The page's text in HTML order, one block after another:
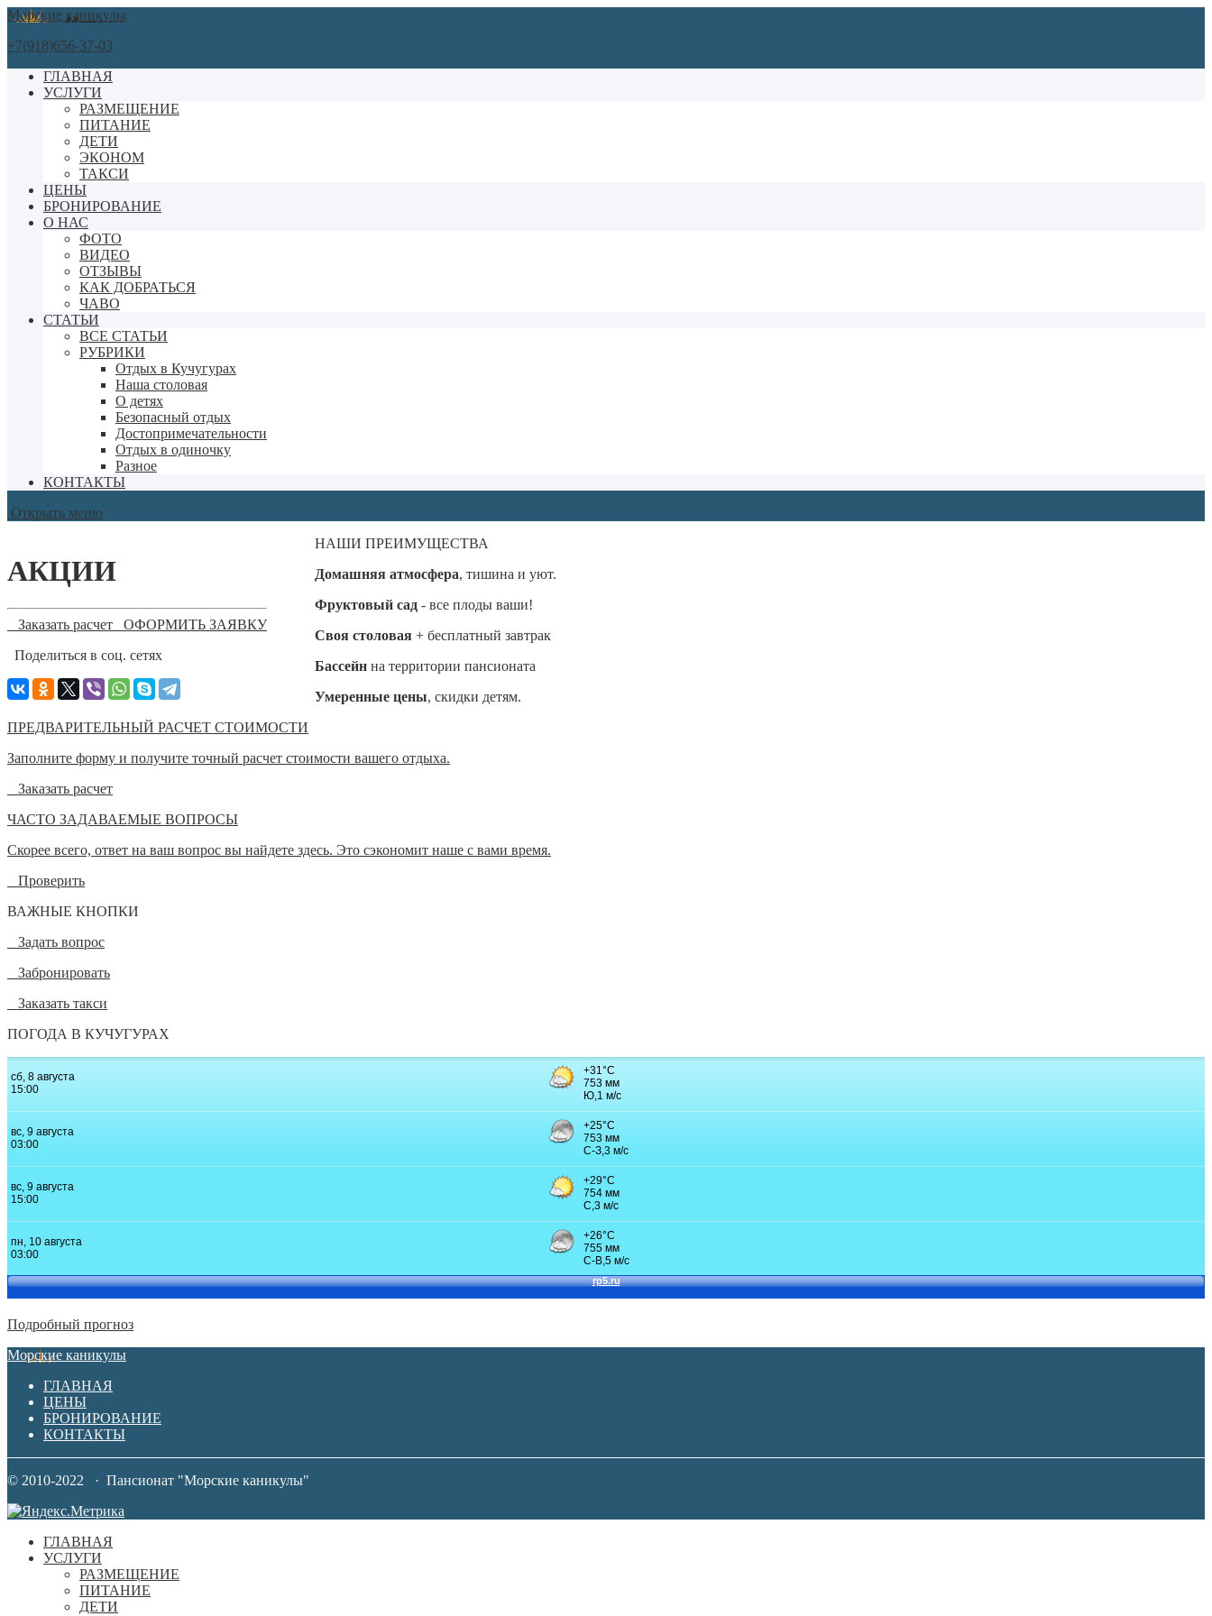
Морские каникулы
+7(918)656-37-03
ГЛАВНАЯ
УСЛУГИ
РАЗМЕЩЕНИЕ
ПИТАНИЕ
ДЕТИ
ЭКОНОМ
ТАКСИ
ЦЕНЫ
БРОНИРОВАНИЕ
О НАС
ФОТО
ВИДЕО
ОТЗЫВЫ
КАК ДОБРАТЬСЯ
ЧАВО
СТАТЬИ
ВСЕ СТАТЬИ
РУБРИКИ
Отдых в Кучугурах
Наша столовая
О детях
Безопасный отдых
Достопримечательности
Отдых в одиночку
Разное
КОНТАКТЫ
Открыть меню
АКЦИИ
Заказать расчет ОФОРМИТЬ ЗАЯВКУ
Поделиться в соц. сетях
НАШИ ПРЕИМУЩЕСТВА
Домашняя атмосфера, тишина и уют.
Фруктовый сад - все плоды ваши!
Своя столовая + бесплатный завтрак
Бассейн на территории пансионата
Умеренные цены, скидки детям.
ПРЕДВАРИТЕЛЬНЫЙ РАСЧЕТ СТОИМОСТИ
Заполните форму и получите точный расчет стоимости вашего отдыха.
Заказать расчет
ЧАСТО ЗАДАВАЕМЫЕ ВОПРОСЫ
Скорее всего, ответ на ваш вопрос вы найдете здесь. Это сэкономит наше с вами время.
Проверить
ВАЖНЫЕ КНОПКИ
Задать вопрос
Забронировать
Заказать такси
ПОГОДА В КУЧУГУРАХ
Подробный прогноз
Морские каникулы
ГЛАВНАЯ
ЦЕНЫ
БРОНИРОВАНИЕ
КОНТАКТЫ
© 2010-2022 · Пансионат "Морские каникулы"
ГЛАВНАЯ
УСЛУГИ
РАЗМЕЩЕНИЕ
ПИТАНИЕ
ДЕТИ